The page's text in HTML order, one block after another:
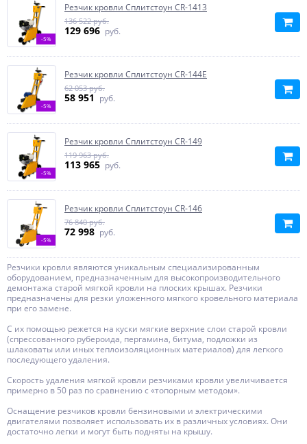
-5%
Резчик кровли Сплитстоун CR-1413
129 696 руб.
136 522 руб.
-5%
Резчик кровли Сплитстоун CR-144E
58 951 руб.
62 053 руб.
-5%
Резчик кровли Сплитстоун CR-149
113 965 руб.
119 963 руб.
-5%
Резчик кровли Сплитстоун CR-146
72 998 руб.
76 840 руб.
Резчики кровли являются уникальным специализированным
оборудованием, предназначенным для высокопроизводительного
демонтажа старой мягкой кровли на плоских крышах. Резчики
предназначены для резки уложенного мягкого кровельного материала
при его замене.
С их помощью режется на куски мягкие верхние слои старой кровли
(спрессованного рубероида, пергамина, битума, подложки из
шлаковаты или иных теплоизоляционных материалов) для легкого
последующего удаления.
Скорость удаления мягкой кровли резчиками кровли увеличивается
примерно в 50 раз по сравнению с «топорным методом».
Оснащение резчиков кровли бензиновыми и электрическими
двигателями позволяет использовать их в различных условиях. Они
достаточно легки и могут быть подняты на крышу.